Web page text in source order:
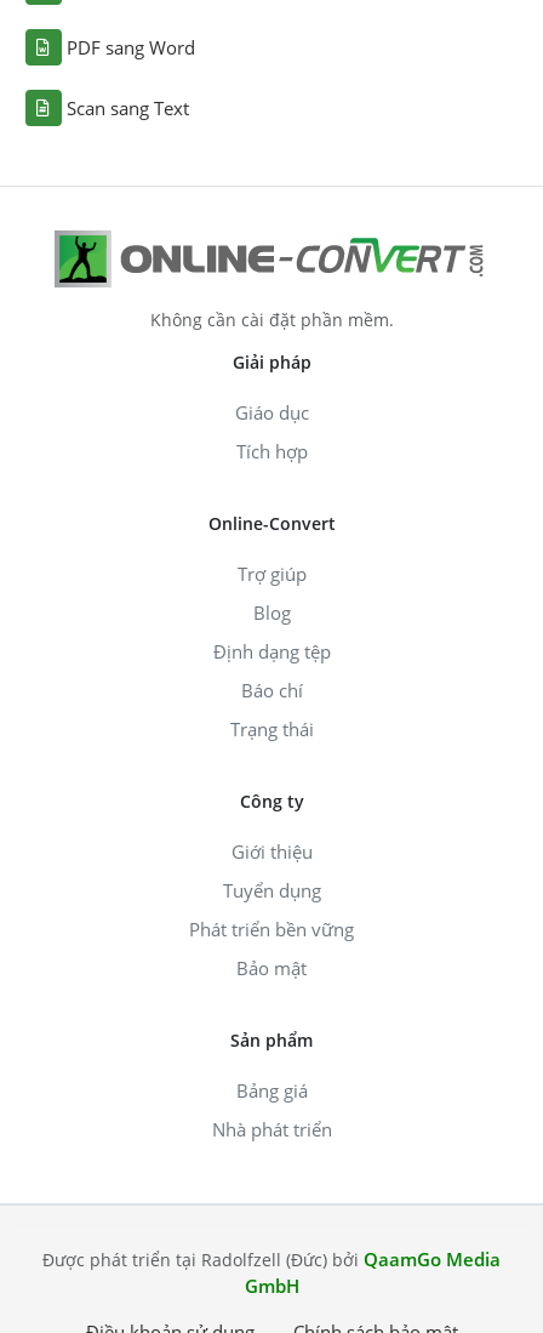
PDF sang Word
Scan sang Text
Không cần cài đặt phần mềm.
Giải pháp
Giáo dục
Tích hợp
Online-Convert
Trợ giúp
Blog
Định dạng tệp
Báo chí
Trạng thái
Công ty
Giới thiệu
Tuyển dụng
Phát triển bền vững
Bảo mật
Sản phẩm
Bảng giá
Nhà phát triển
Được phát triển tại Radolfzell (Đức) bởi QaamGo Media
GmbH